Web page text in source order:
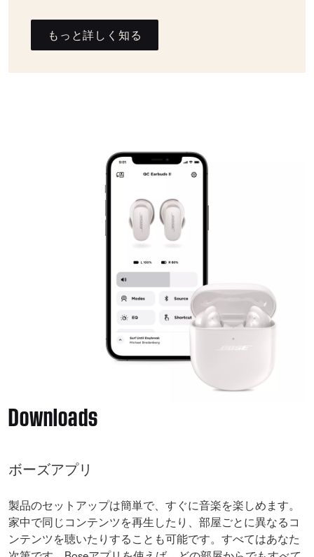
もっと詳しく知る
Downloads
ボーズアプリ
製品のセットアップは簡単で、すぐに音楽を楽しめます。
家中で同じコンテンツを再生したり、部屋ごとに異なるコ
ンテンツを聴いたりすることも可能です。すべてはあなた